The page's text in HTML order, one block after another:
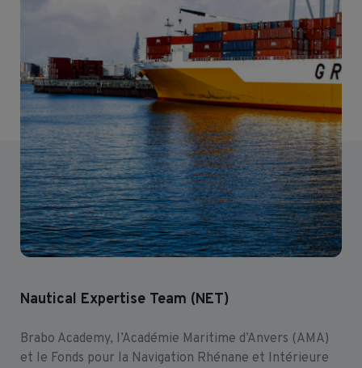
Nautical Expertise Team (NET)
Brabo Academy, l’Académie Maritime d’Anvers (AMA)
et le Fonds pour la Navigation Rhénane et Intérieure